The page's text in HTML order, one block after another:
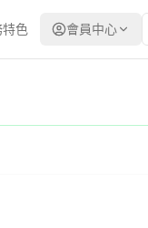
色 會員中心
單後續邀標) 公告
低標 | 資料來源